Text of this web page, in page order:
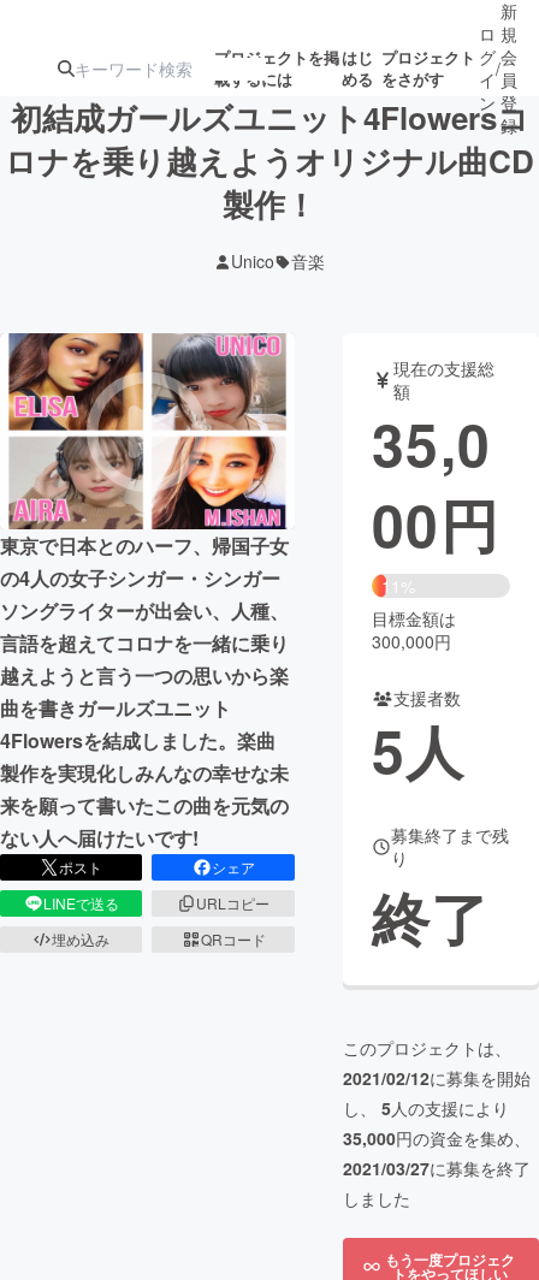
プロジェクトを掲
載するには
はじ
める
プロジェクト
をさがす
注目の新着プロ 募集終了が近いプ
テクノロジー・ガジェット
映像・映画 書籍・雑誌
ビジネス・起業 チャレンジ
まちづくり・地域活性化
CAMPFIRE for Social Good
CAMPFIRE Creation
CAMPFIREふるさと納税 machi-ya コミュニティ
ロ
グ
イ
ン
/
新
規
会
員
登
録
初結成ガールズユニット4Flowersコ
ロナを乗り越えようオリジナル曲CD
製作！
Unico 音楽
東京で日本とのハーフ、帰国子女
の4人の女子シンガー・シンガー
ソングライターが出会い、人種、
言語を超えてコロナを一緒に乗り
越えようと言う一つの思いから楽
曲を書きガールズユニット
4Flowersを結成しました。楽曲
製作を実現化しみんなの幸せな未
来を願って書いたこの曲を元気の
ない人へ届けたいです!
ポスト
シェア
LINEで送る
URLコピー
埋め込み
QRコード
現在の支援総
額
35,0
00円
11%
目標金額は
300,000円
支援者数
5人
募集終了まで残
り
終了
このプロジェクトは、
2021/02/12に募集を開始
し、 5人の支援により
35,000円の資金を集め、
2021/03/27に募集を終了
しました
もう一度プロジェク
トをやってほしい